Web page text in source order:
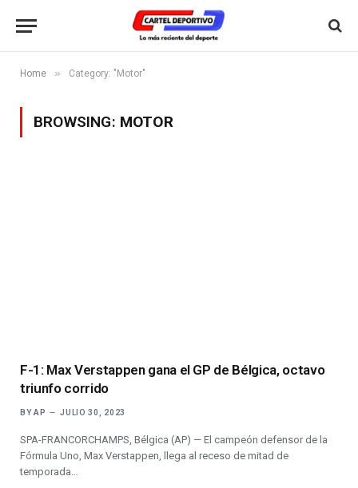
Home » Category: "Motor"
BROWSING: MOTOR
F-1: Max Verstappen gana el GP de Bélgica, octavo
triunfo corrido
BY AP JULIO 30, 2023
SPA-FRANCORCHAMPS, Bélgica (AP) — El campeón defensor de la
Fórmula Uno, Max Verstappen, llega al receso de mitad de
temporada…